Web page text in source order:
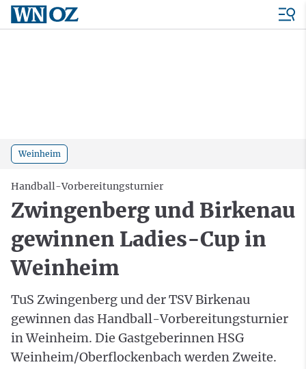
Weinheim
Handball-Vorbereitungsturnier
Zwingenberg und Birkenau
gewinnen Ladies-Cup in
Weinheim
TuS Zwingenberg und der TSV Birkenau
gewinnen das Handball-Vorbereitungsturnier
in Weinheim. Die Gastgeberinnen HSG
Weinheim/Oberflockenbach werden Zweite.